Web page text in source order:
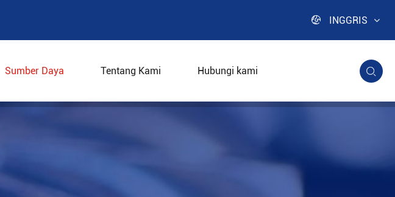
 INGGRIS
Sumber Daya Tentang Kami Hubungi kami 